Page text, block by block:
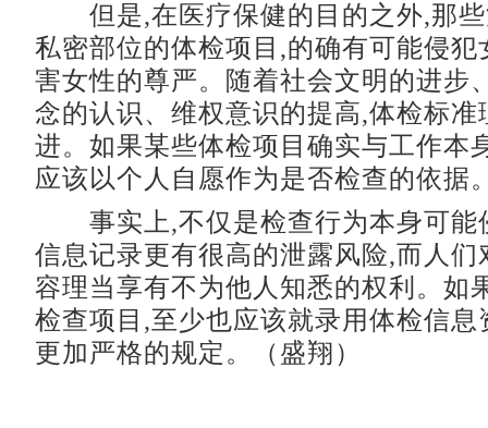
但是,在医疗保健的目的之外,那些
私密部位的体检项目,的确有可能侵犯
害女性的尊严。随着社会文明的进步
念的认识、维权意识的提高,体检标准
进。如果某些体检项目确实与工作本
应该以个人自愿作为是否检查的依据
事实上,不仅是检查行为本身可能
信息记录更有很高的泄露风险,而人们
容理当享有不为他人知悉的权利。如
检查项目,至少也应该就录用体检信息
更加严格的规定。（盛翔）